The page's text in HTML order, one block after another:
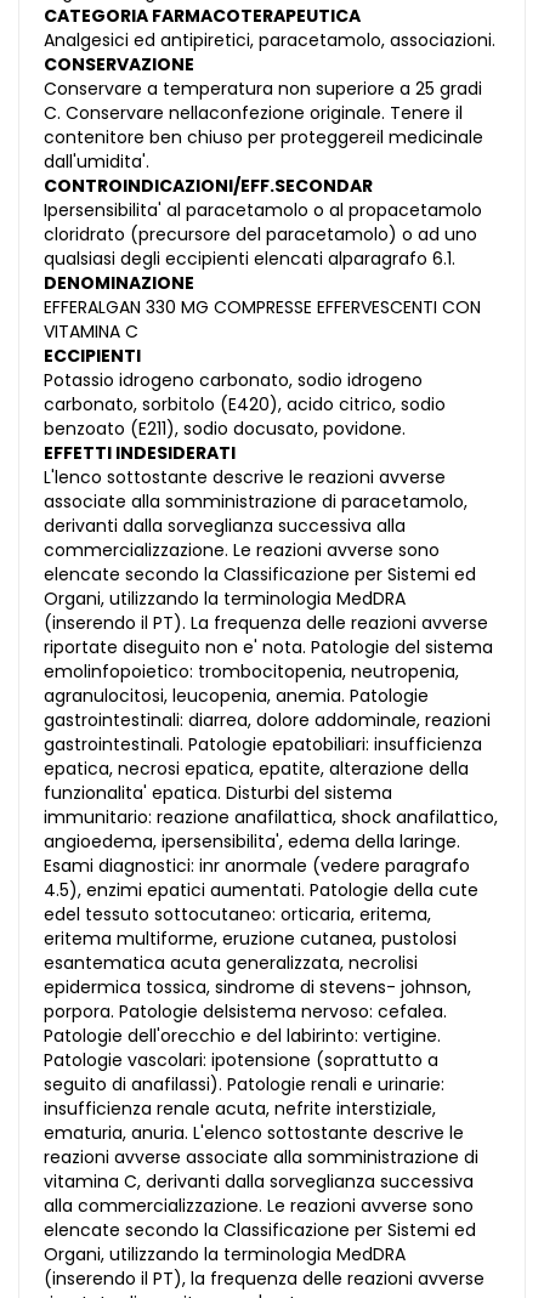
CATEGORIA FARMACOTERAPEUTICA
Analgesici ed antipiretici, paracetamolo, associazioni.
CONSERVAZIONE
Conservare a temperatura non superiore a 25 gradi
C. Conservare nellaconfezione originale. Tenere il
contenitore ben chiuso per proteggereil medicinale
dall'umidita'.
CONTROINDICAZIONI/EFF.SECONDAR
Ipersensibilita' al paracetamolo o al propacetamolo
cloridrato (precursore del paracetamolo) o ad uno
qualsiasi degli eccipienti elencati alparagrafo 6.1.
DENOMINAZIONE
EFFERALGAN 330 MG COMPRESSE EFFERVESCENTI CON
VITAMINA C
ECCIPIENTI
Potassio idrogeno carbonato, sodio idrogeno
carbonato, sorbitolo (E420), acido citrico, sodio
benzoato (E211), sodio docusato, povidone.
EFFETTI INDESIDERATI
L'lenco sottostante descrive le reazioni avverse
associate alla somministrazione di paracetamolo,
derivanti dalla sorveglianza successiva alla
commercializzazione. Le reazioni avverse sono
elencate secondo la Classificazione per Sistemi ed
Organi, utilizzando la terminologia MedDRA
(inserendo il PT). La frequenza delle reazioni avverse
riportate diseguito non e' nota. Patologie del sistema
emolinfopoietico: trombocitopenia, neutropenia,
agranulocitosi, leucopenia, anemia. Patologie
gastrointestinali: diarrea, dolore addominale, reazioni
gastrointestinali. Patologie epatobiliari: insufficienza
epatica, necrosi epatica, epatite, alterazione della
funzionalita' epatica. Disturbi del sistema
immunitario: reazione anafilattica, shock anafilattico,
angioedema, ipersensibilita', edema della laringe.
Esami diagnostici: inr anormale (vedere paragrafo
4.5), enzimi epatici aumentati. Patologie della cute
edel tessuto sottocutaneo: orticaria, eritema,
eritema multiforme, eruzione cutanea, pustolosi
esantematica acuta generalizzata, necrolisi
epidermica tossica, sindrome di stevens- johnson,
porpora. Patologie delsistema nervoso: cefalea.
Patologie dell'orecchio e del labirinto: vertigine.
Patologie vascolari: ipotensione (soprattutto a
seguito di anafilassi). Patologie renali e urinarie:
insufficienza renale acuta, nefrite interstiziale,
ematuria, anuria. L'elenco sottostante descrive le
reazioni avverse associate alla somministrazione di
vitamina C, derivanti dalla sorveglianza successiva
alla commercializzazione. Le reazioni avverse sono
elencate secondo la Classificazione per Sistemi ed
Organi, utilizzando la terminologia MedDRA
(inserendo il PT), la frequenza delle reazioni avverse